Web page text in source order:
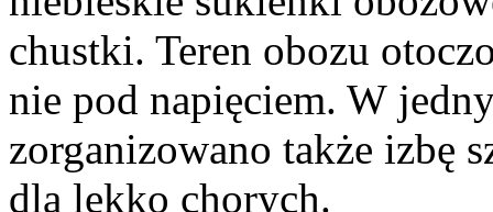
chustki. Teren obozu
nie pod napięciem. W
zorganizowano także izbę
dla lekko chorych.